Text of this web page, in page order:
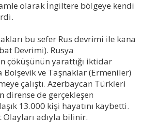
olarak İngiltere bölgeye kendi
bu sefer Rus devrimi ile kana
Devrimi). Rusya
çöküşünün yarattığı iktidar
Bolşevik ve Taşnaklar (Ermeniler)
çalıştı. Azerbaycan Türkleri
dirense de gerçekleşen
13.000 kişi hayatını kaybetti.
adıyla bilinir.